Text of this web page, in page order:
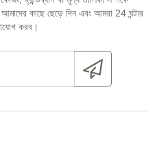
কাছে ছেড়ে দিন এবং আমরা 24 ঘন্টার
করব।